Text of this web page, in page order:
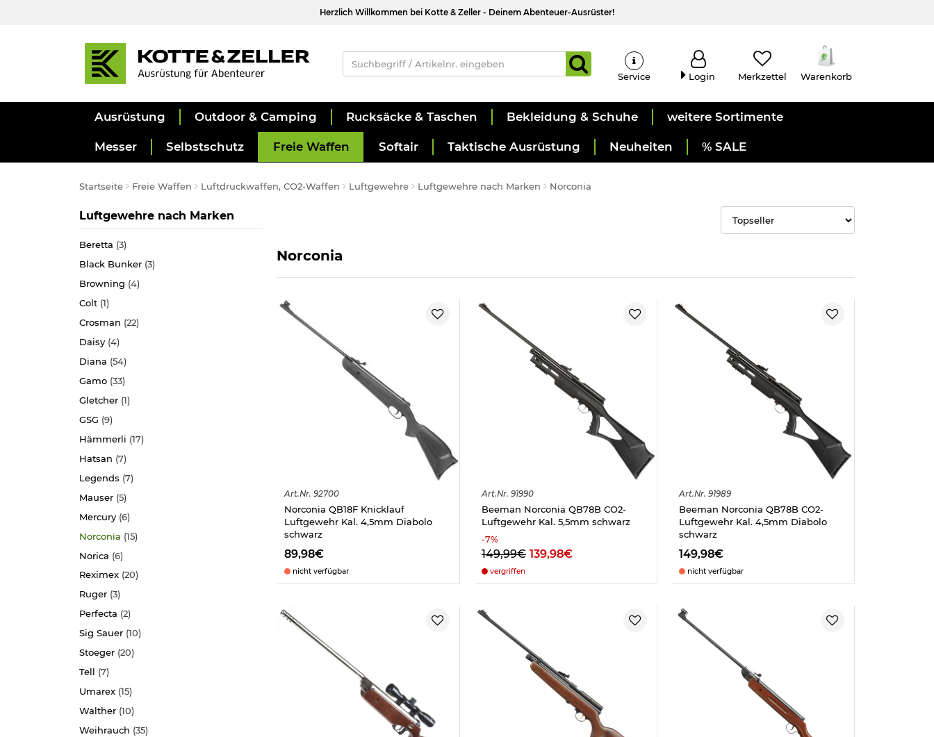
Herzlich Willkommen bei Kotte & Zeller - Deinem Abenteuer-Ausrüster!
Service Login Merkzettel Warenkorb
Ausrüstung Outdoor & Camping Rucksäcke & Taschen Bekleidung & Schuhe weitere Sortimente
Messer Selbstschutz Freie Waffen Softair Taktische Ausrüstung Neuheiten % SALE
Startseite Freie Waffen Luftdruckwaffen, CO2-Waffen Luftgewehre Luftgewehre nach Marken Norconia
Kategorie
Luftgewehre nach Marken
Beretta (3)
Black Bunker (3)
Browning (4)
Colt (1)
Crosman (22)
Daisy (4)
Diana (54)
Gamo (33)
Gletcher (1)
GSG (9)
Hämmerli (17)
Hatsan (7)
Legends (7)
Mauser (5)
Mercury (6)
Norconia (15)
Norica (6)
Reximex (20)
Ruger (3)
Perfecta (2)
Sig Sauer (10)
Stoeger (20)
Tell (7)
Umarex (15)
Walther (10)
Weihrauch (35)
Norconia
Art.Nr. 92700
Norconia QB18F Knicklauf
Luftgewehr Kal. 4,5mm Diabolo
schwarz
89,98€
nicht verfügbar
Art.Nr. 91990
Beeman Norconia QB78B CO2-
Luftgewehr Kal. 5,5mm schwarz
-7%
149,99€ 139,98€
vergriffen
Art.Nr. 91989
Beeman Norconia QB78B CO2-
Luftgewehr Kal. 4,5mm Diabolo
schwarz
149,98€
nicht verfügbar